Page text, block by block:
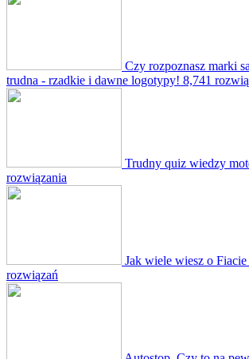
Czy rozpoznasz marki
trudna - rzadkie i dawne logotypy! 8,741
Trudny quiz wiedzy
rozwiązania
Jak wiele wiesz o Fiacie
rozwiązań